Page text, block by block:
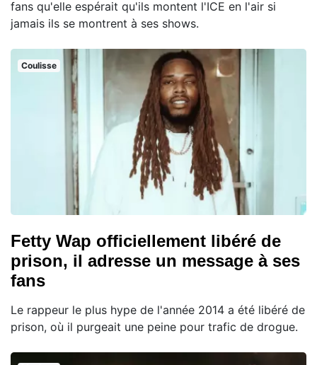
fans qu'elle espérait qu'ils montent l'ICE en l'air si
jamais ils se montrent à ses shows.
Coulisse
Fetty Wap officiellement libéré de
prison, il adresse un message à ses
fans
Le rappeur le plus hype de l'année 2014 a été libéré de
prison, où il purgeait une peine pour trafic de drogue.